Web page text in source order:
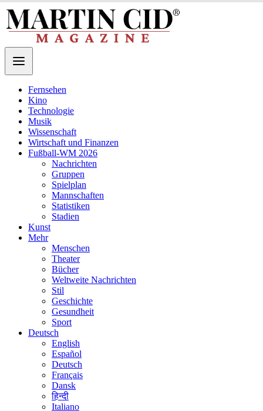
Fernsehen
Kino
Technologie
Musik
Wissenschaft
Wirtschaft und Finanzen
Fußball-WM 2026
Nachrichten
Gruppen
Spielplan
Mannschaften
Statistiken
Stadien
Kunst
Mehr
Menschen
Theater
Bücher
Weltweite Nachrichten
Stil
Geschichte
Gesundheit
Sport
Deutsch
English
Español
Deutsch
Français
Dansk
हिन्दी
Italiano